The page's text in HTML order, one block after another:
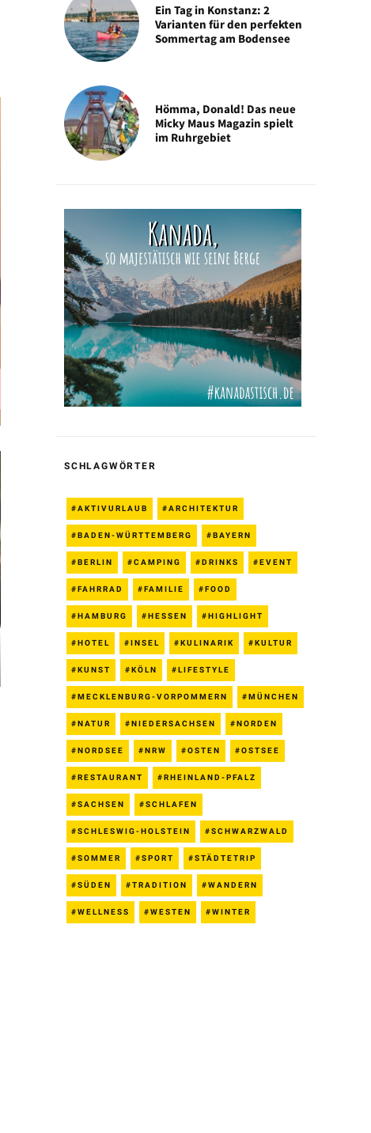
Ein Tag in Konstanz: 2
Varianten für den perfekten
Sommertag am Bodensee
Hömma, Donald! Das neue
Micky Maus Magazin spielt
im Ruhrgebiet
SCHLAGWÖRTER
AKTIVURLAUB ARCHITEKTUR
BADEN-WÜRTTEMBERG BAYERN
BERLIN CAMPING DRINKS EVENT
FAHRRAD FAMILIE FOOD
HAMBURG HESSEN HIGHLIGHT
HOTEL INSEL KULINARIK KULTUR
KUNST KÖLN LIFESTYLE
MECKLENBURG-VORPOMMERN MÜNCHEN
NATUR NIEDERSACHSEN NORDEN
NORDSEE NRW OSTEN OSTSEE
RESTAURANT RHEINLAND-PFALZ
SACHSEN SCHLAFEN
SCHLESWIG-HOLSTEIN SCHWARZWALD
SOMMER SPORT STÄDTETRIP
SÜDEN TRADITION WANDERN
WELLNESS WESTEN WINTER